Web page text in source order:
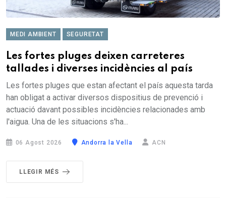
MEDI AMBIENT SEGURETAT
Les fortes pluges deixen carreteres
tallades i diverses incidències al país
Les fortes pluges que estan afectant el país aquesta tarda
han obligat a activar diversos dispositius de prevenció i
actuació davant possibles incidències relacionades amb
l'aigua. Una de les situacions s'ha...
06 Agost 2026 Andorra la Vella ACN
LLEGIR MÉS